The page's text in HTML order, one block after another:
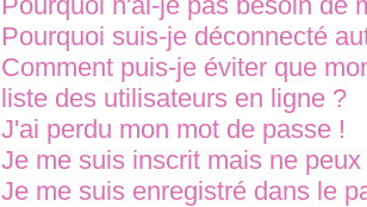
Pourquoi suis-je déconnecté
Comment puis-je éviter que
liste des utilisateurs en ligne ?
J'ai perdu mon mot de passe !
Je me suis inscrit mais ne
Je me suis enregistré dans le